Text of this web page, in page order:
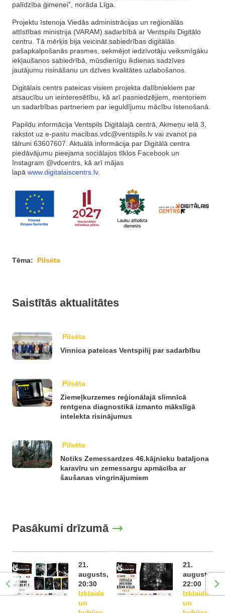
palīdzība ģimenei”, norāda Līga.
Projektu īstenoja Viedās administrācijas un reģionālās
attīstības ministrija (VARAM) sadarbībā ar Ventspils Digitālo
centru. Tā mērķis bija veicināt sabiedrības digitālās
pašapkalpošanās prasmes, sekmējot iedzīvotāju veiksmīgāku
iekļaušanos sabiedrībā, mūsdienīgu ikdienas sadzīves
jautājumu risināšanu un dzīves kvalitātes uzlabošanos.
Digitālais centrs pateicas visiem projekta dalībniekiem par
atsaucību un ieinteresētību, kā arī pasniedzējiem, mentoriem
un sadarbības partneriem par ieguldījumu mācību īstenošanā.
Papildu informācija Ventspils Digitālajā centrā, Akmeņu ielā 3,
rakstot uz e-pastu macibas.vdc@ventspils.lv vai zvanot pa
tālruni 63607607. Aktuālā informācija par Digitālā centra
piedāvājumu pieejama sociālajos tīklos Facebook un
Instagram @vdcentrs, kā arī mājas
lapā www.digitalaiscentrs.lv.
Tēma: Pilsēta
Saistītās aktualitātes
Pilsēta
Vinnica pateicas Ventspilij par sadarbību
Pilsēta
Ziemeļkurzemes reģionālajā slimnīcā
rentgena diagnostikā izmanto mākslīgā
intelekta risinājumus
Pilsēta
Notiks Zemessardzes 46.kājnieku bataljona
karavīru un zemessargu apmācība ar
šaušanas vingrinājumiem
Pasākumi drīzumā
21.
augusts,
20:30
Izklaide
un
21.
augusts,
22:00
Izklaide
un